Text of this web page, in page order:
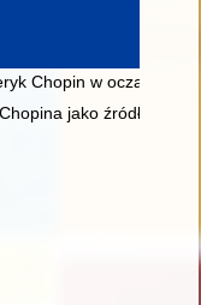
Chopin w oczach
Nowe
jako źródło